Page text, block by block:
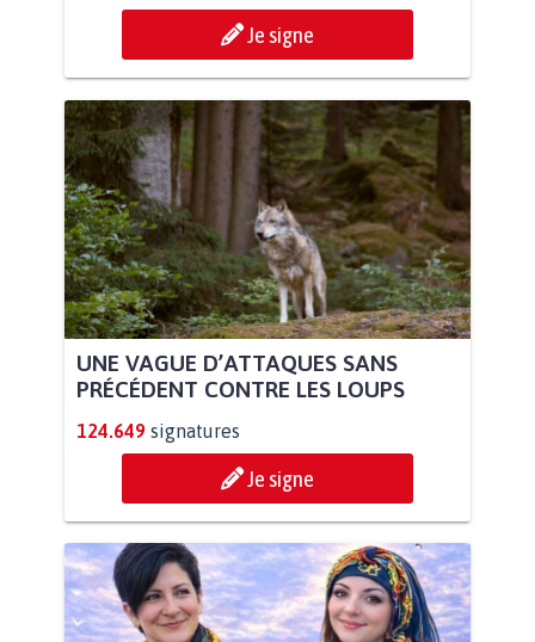
Je signe
UNE VAGUE D’ATTAQUES SANS
PRÉCÉDENT CONTRE LES LOUPS
124.649 signatures
Je signe